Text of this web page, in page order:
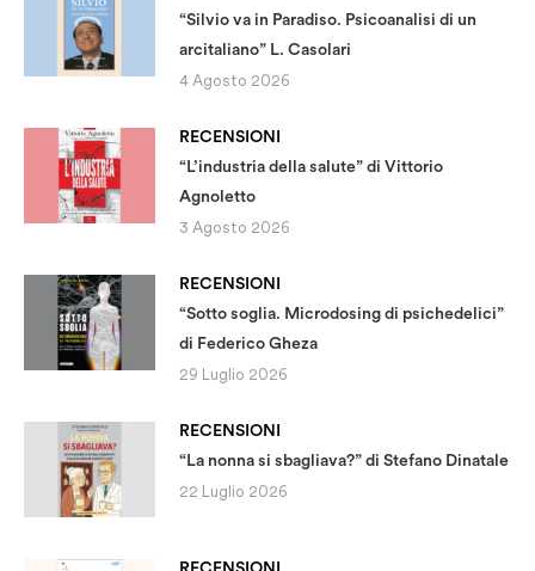
“Silvio va in Paradiso. Psicoanalisi di un
arcitaliano” L. Casolari
4 Agosto 2026
RECENSIONI
“L’industria della salute” di Vittorio
Agnoletto
3 Agosto 2026
RECENSIONI
“Sotto soglia. Microdosing di psichedelici”
di Federico Gheza
29 Luglio 2026
RECENSIONI
“La nonna si sbagliava?” di Stefano Dinatale
22 Luglio 2026